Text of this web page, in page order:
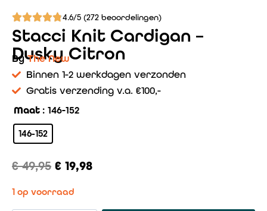
4.6/5 (272 beoordelingen)
Stacci Knit Cardigan –
Dusky Citron
ByThe New
Binnen 1-2 werkdagen verzonden
Gratis verzending v.a. €100,-
Maat : 146-152
146-152
€49,95 € 19,98
1 op voorraad